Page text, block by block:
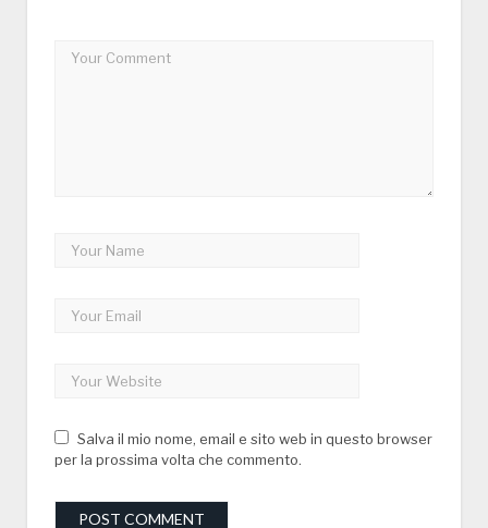
Salva il mio nome, email e sito web in questo browser
per la prossima volta che commento.